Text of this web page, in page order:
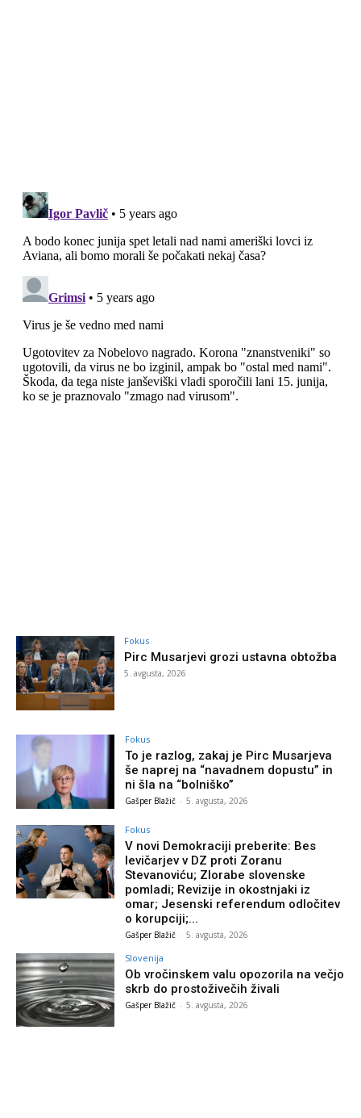
Fokus
Pirc Musarjevi grozi ustavna obtožba
5. avgusta, 2026
Fokus
To je razlog, zakaj je Pirc Musarjeva
še naprej na “navadnem dopustu” in
ni šla na “bolniško”
Gašper Blažič - 5. avgusta, 2026
Fokus
V novi Demokraciji preberite: Bes
levičarjev v DZ proti Zoranu
Stevanoviću; Zlorabe slovenske
pomladi; Revizije in okostnjaki iz
omar; Jesenski referendum odločitev
o korupciji;...
Gašper Blažič - 5. avgusta, 2026
Slovenija
Ob vročinskem valu opozorila na večjo
skrb do prostoživečih živali
Gašper Blažič - 5. avgusta, 2026